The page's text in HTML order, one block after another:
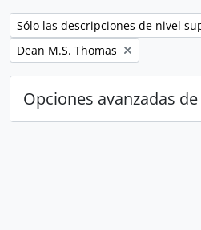
Remove filter:
Sólo las descripciones de nivel
Remove filter:
Dean M.S. Thomas
Opciones avanzadas